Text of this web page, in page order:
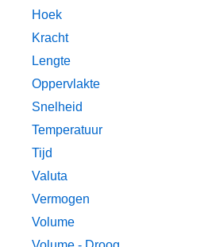
Hoek
Kracht
Lengte
Oppervlakte
Snelheid
Temperatuur
Tijd
Valuta
Vermogen
Volume